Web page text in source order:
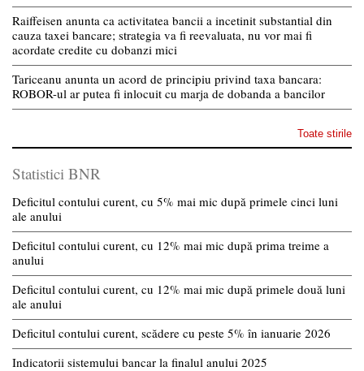
Raiffeisen anunta ca activitatea bancii a incetinit substantial din
cauza taxei bancare; strategia va fi reevaluata, nu vor mai fi
acordate credite cu dobanzi mici
Tariceanu anunta un acord de principiu privind taxa bancara:
ROBOR-ul ar putea fi inlocuit cu marja de dobanda a bancilor
Toate stirile
Statistici BNR
Deficitul contului curent, cu 5% mai mic după primele cinci luni
ale anului
Deficitul contului curent, cu 12% mai mic după prima treime a
anului
Deficitul contului curent, cu 12% mai mic după primele două luni
ale anului
Deficitul contului curent, scădere cu peste 5% în ianuarie 2026
Indicatorii sistemului bancar la finalul anului 2025